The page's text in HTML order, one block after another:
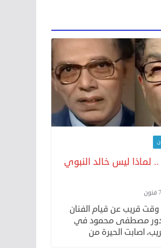
ليس خالد النبوي
7 فنون
وقت قريب عن قيام الفنان
مصطفى محمود في
اصابت الحيرة من